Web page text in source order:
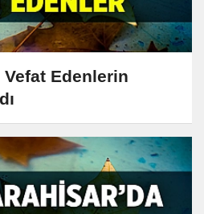
Edenlerin